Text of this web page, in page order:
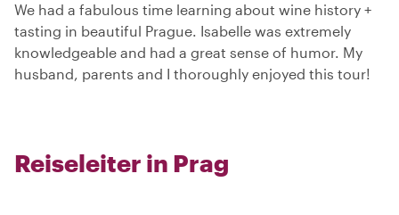
We had a fabulous time learning about wine history +
tasting in beautiful Prague. Isabelle was extremely
knowledgeable and had a great sense of humor. My
husband, parents and I thoroughly enjoyed this tour!
Reiseleiter in Prag